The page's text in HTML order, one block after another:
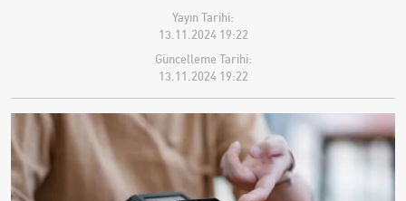
Yayın Tarihi:
13.11.2024 19:22
Güncelleme Tarihi:
13.11.2024 19:22